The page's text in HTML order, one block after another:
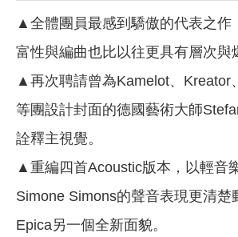
▲全體團員最感到驕傲的代表之作
富性與編曲也比以往更具有層次與
▲再次聘請曾為Kamelot、Kreator
等團設計封面的德國藝術大師
詮釋主視覺。
▲重編四首Acoustic版本，以輕音
Simone Simons的聲音表現更清楚
Epica另一個全新面貌。